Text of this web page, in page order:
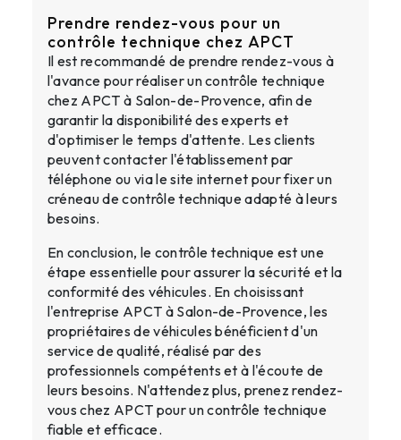
Prendre rendez-vous pour un
contrôle technique chez APCT
Il est recommandé de prendre rendez-vous à
l'avance pour réaliser un contrôle technique
chez APCT à Salon-de-Provence, afin de
garantir la disponibilité des experts et
d'optimiser le temps d'attente. Les clients
peuvent contacter l'établissement par
téléphone ou via le site internet pour fixer un
créneau de contrôle technique adapté à leurs
besoins.
En conclusion, le contrôle technique est une
étape essentielle pour assurer la sécurité et la
conformité des véhicules. En choisissant
l'entreprise APCT à Salon-de-Provence, les
propriétaires de véhicules bénéficient d'un
service de qualité, réalisé par des
professionnels compétents et à l'écoute de
leurs besoins. N'attendez plus, prenez rendez-
vous chez APCT pour un contrôle technique
fiable et efficace.